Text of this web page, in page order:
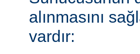
alınmasını
vardır: